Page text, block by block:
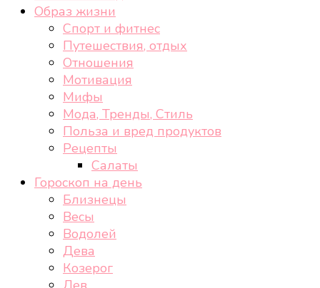
Образ жизни
Спорт и фитнес
Путешествия, отдых
Отношения
Мотивация
Мифы
Мода, Тренды, Стиль
Польза и вред продуктов
Рецепты
Салаты
Гороскоп на день
Близнецы
Весы
Водолей
Дева
Козерог